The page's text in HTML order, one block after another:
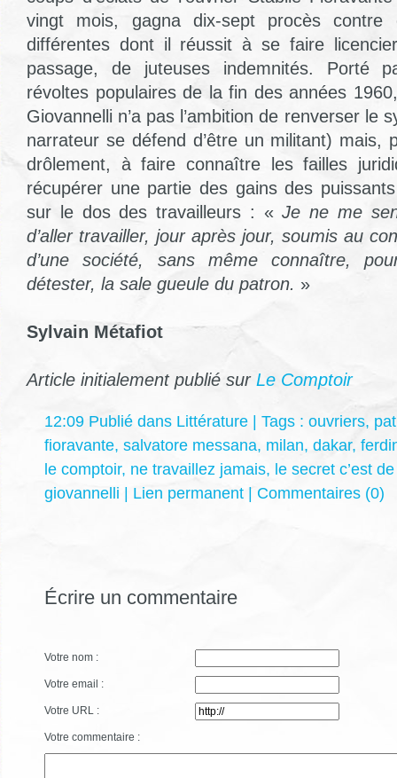
vingt mois, gagna dix-sept procès contre
différentes dont il réussit à se faire
passage, de juteuses indemnités. Porté
révoltes populaires de la fin des années
Giovannelli n’a pas l’ambition de renverser le
narrateur se défend d’être un militant) mais,
drôlement, à faire connaître les failles
récupérer une partie des gains des
sur le dos des travailleurs : «Je ne me
d’aller travailler, jour après jour, soumis au
d’une société, sans même connaître,
détester, la sale gueule du patron. »
Sylvain Métafiot
Article initialement publié sur Le Comptoir
12:09 Publié dans Littérature | Tags : ouvriers,
fioravante, salvatore messana, milan, dakar,
le comptoir, ne travaillez jamais, le secret c’est
giovannelli | Lien permanent | Commentaires (0)
Écrire un commentaire
Votre nom :
Votre email :
Votre URL :
Votre commentaire :